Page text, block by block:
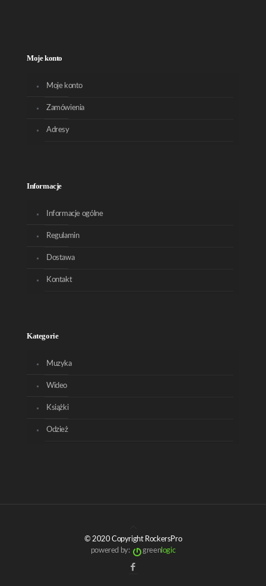
Moje konto
Moje konto
Zamówienia
Adresy
Informacje
Informacje ogólne
Regulamin
Dostawa
Kontakt
Kategorie
Muzyka
Wideo
Książki
Odzież
© 2020 Copyright RockersPro
powered by:
greenlogic